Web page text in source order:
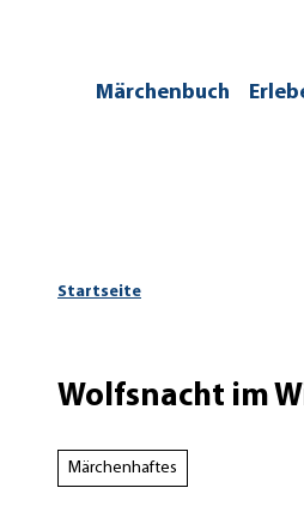
Märchenbuch
Startseite
Wolfsnacht im
Märchenhaftes